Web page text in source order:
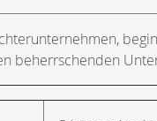
beherrschenden